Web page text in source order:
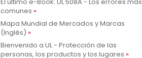
comunes
Mapa Mundial de Mercados y Marcas
(Inglés)
Bienvenido a UL - Protección de las
personas, los productos y los lugares